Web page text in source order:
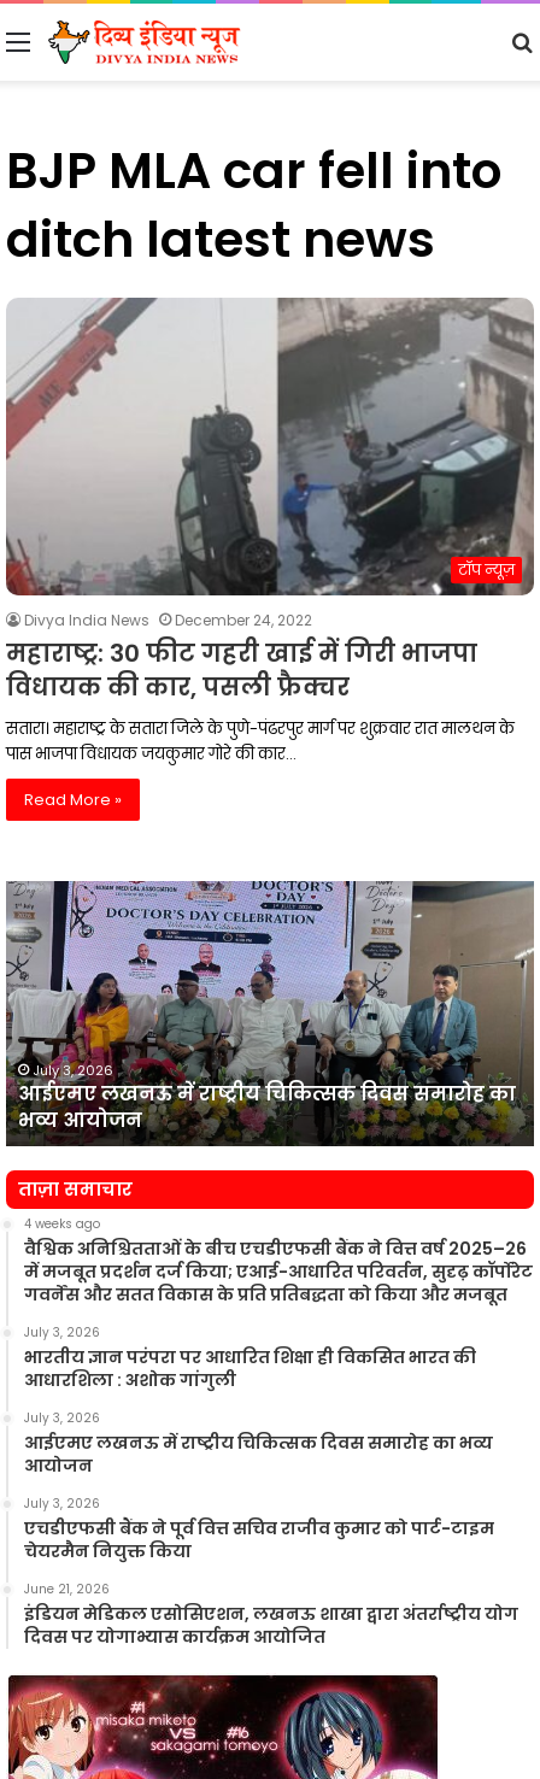
Menu
BJP MLA car fell into
ditch latest news
टॉप न्यूज़
Divya India News December 24, 2022
महाराष्ट्र: 30 फीट गहरी खाई में गिरी भाजपा
विधायक की कार, पसली फ्रैक्चर
सतारा। महाराष्ट्र के सतारा जिले के पुणे-पंढरपुर मार्ग पर शुक्रवार रात मालथन के
पास भाजपा विधायक जयकुमार गोरे की कार…
Read More »
चिकित्सक दिवस समारोह का
एचडीएफसी बैंक
ने
पूर्व
वित्त
सचिव
राजीव
कुमार
को
पार्ट-
टाइम
चेयरमैन
नियुक्त
July 3, 2026
एचडीएफसी बैंक ने
टाइम चेयरमैन
ताज़ा समाचार
4 weeks ago
वैश्विक अनिश्चितताओं के बीच एचडीएफसी बैंक ने वित्त वर्ष 2025–26
में मजबूत प्रदर्शन दर्ज किया; एआई-आधारित परिवर्तन, सुदृढ़ कॉर्पोरेट
गवर्नेंस और सतत विकास के प्रति प्रतिबद्धता को किया और मजबूत
July 3, 2026
भारतीय ज्ञान परंपरा पर आधारित शिक्षा ही विकसित भारत की
आधारशिला : अशोक गांगुली
July 3, 2026
आईएमए लखनऊ में राष्ट्रीय चिकित्सक दिवस समारोह का भव्य
आयोजन
July 3, 2026
एचडीएफसी बैंक ने पूर्व वित्त सचिव राजीव कुमार को पार्ट-टाइम
चेयरमैन नियुक्त किया
June 21, 2026
इंडियन मेडिकल एसोसिएशन, लखनऊ शाखा द्वारा अंतर्राष्ट्रीय योग
दिवस पर योगाभ्यास कार्यक्रम आयोजित